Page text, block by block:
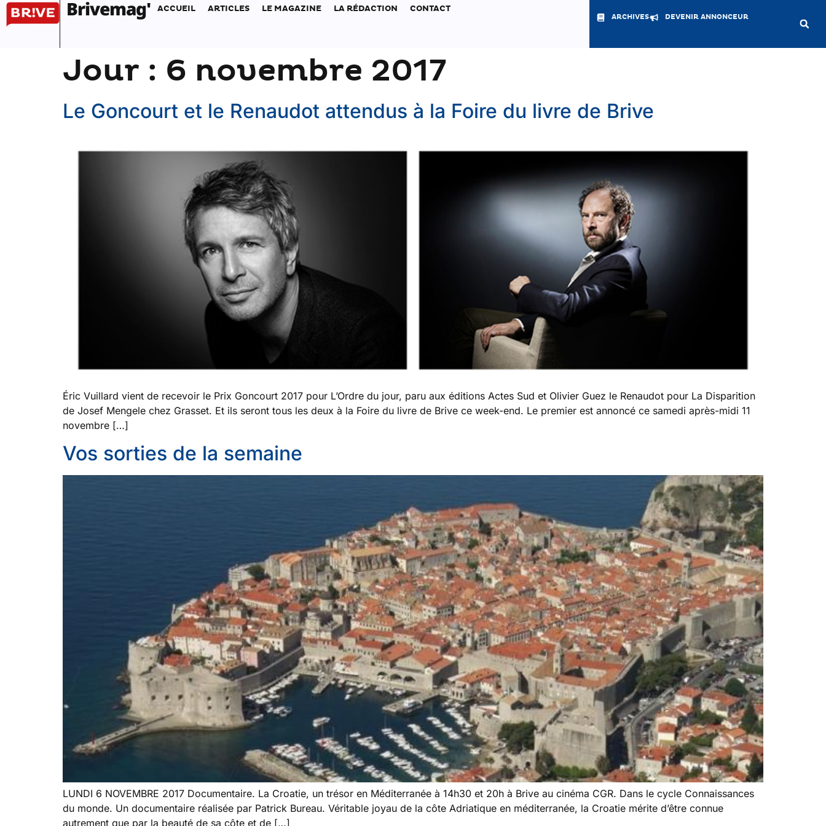
Brivemag' ACCUEIL ARTICLES LE MAGAZINE LA RÉDACTION CONTACT
ARCHIVES DEVENIR ANNONCEUR
Jour : 6 novembre 2017
Le Goncourt et le Renaudot attendus à la Foire du livre de Brive
Éric Vuillard vient de recevoir le Prix Goncourt 2017 pour L’Ordre du jour, paru aux éditions Actes Sud et Olivier Guez le Renaudot pour La Disparition
de Josef Mengele chez Grasset. Et ils seront tous les deux à la Foire du livre de Brive ce week-end. Le premier est annoncé ce samedi après-midi 11
novembre […]
Vos sorties de la semaine
LUNDI 6 NOVEMBRE 2017 Documentaire. La Croatie, un trésor en Méditerranée à 14h30 et 20h à Brive au cinéma CGR. Dans le cycle Connaissances
du monde. Un documentaire réalisée par Patrick Bureau. Véritable joyau de la côte Adriatique en méditerranée, la Croatie mérite d’être connue
autrement que par la beauté de sa côte et de […]